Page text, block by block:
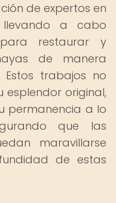
de expertos en
llevando a cabo
para restaurar y
de manera
Estos trabajos no
esplendor original,
permanencia a lo
que las
maravillarse
de estas